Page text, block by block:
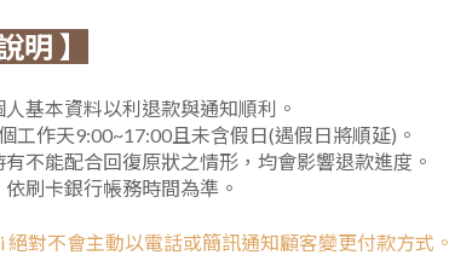
明 】
基本資料以利退款與通知順利。
工作天9:00~17:00且未含假日(遇假日將順延)。
不能配合回復原狀之情形，均會影響退款進度。
刷卡銀行帳務時間為準。
絕對不會主動以電話或簡訊通知顧客變更付款方式。